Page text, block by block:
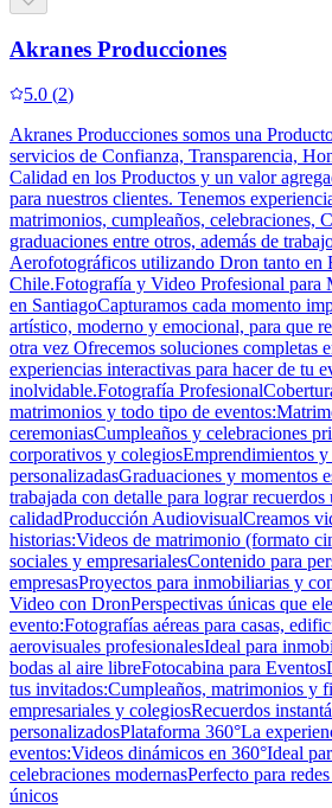
Akranes Producciones
5.0 (2)
Akranes Producciones somos una
servicios de Confianza, Transparencia,
Calidad en los Productos y un valor
para nuestros clientes. Tenemos
matrimonios, cumpleaños, celebraciones,
graduaciones entre otros, además de
Aerofotográficos utilizando Dron tanto en
Chile.Fotografía y Video Profesional para
en SantiagoCapturamos cada momento
artístico, moderno y emocional, para que
otra vez Ofrecemos soluciones completas
experiencias interactivas para hacer de tu
inolvidable.Fotografía
matrimonios y todo tipo de
ceremoniasCumpleaños y celebraciones
corporativos y colegiosEmprendimientos y
personalizadasGraduaciones y momentos
trabajada con detalle para lograr recuerdos
calidadProducción AudiovisualCreamos
historias:Videos de matrimonio (formato
sociales y empresarialesContenido para
empresasProyectos para inmobiliarias y
Video con DronPerspectivas únicas que
evento:Fotografías aéreas para casas,
aerovisuales profesionalesIdeal para
bodas al aire libreFotocabina para
tus invitados:Cumpleaños, matrimonios y
empresariales y colegiosRecuerdos
personalizadosPlataforma 360°La
eventos:Videos dinámicos en 360°Ideal
celebraciones modernasPerfecto para
únicos